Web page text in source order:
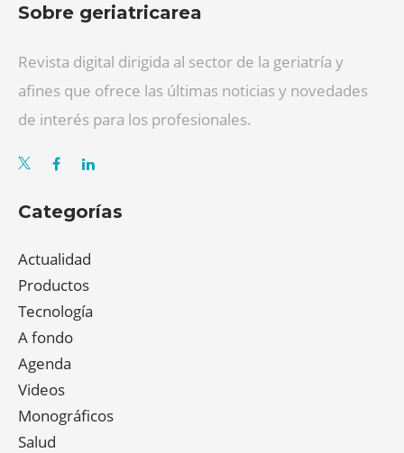
Sobre geriatricarea
Revista digital dirigida al sector de la geriatría y
afines que ofrece las últimas noticias y novedades
de interés para los profesionales.
Categorías
Actualidad
Productos
Tecnología
A fondo
Agenda
Videos
Monográficos
Salud